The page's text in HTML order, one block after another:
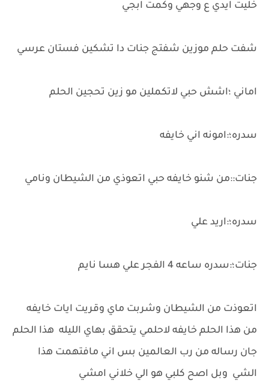
خليت ايدي ع وجهي وكمت ابجي
شفت حلم موزين شفتج جنات دا تشكين فستان عرسي
اماني ؛اشش حبي لاتكملين مو زين تحجين الحلم
سدره؛:امونه اني خايفه
جنات::من شنو خايفه حبي اتعوذي من الشيطان ونامي
سدره؛:اريد علي
جنات؛:سدره ساعه 4 الفجر علي هسا نايم
اتعوذت من الشيطان وشربت ماي وقريت ايات خايفه
من هذا الحلم خايفه لاحلمي يتحقق بهاي الليله هذا الحلم
جان رساله من رب العالمين بس اني مافتهمت هذا
الشي وبل اصح كلبي هو الي خلاني امشي